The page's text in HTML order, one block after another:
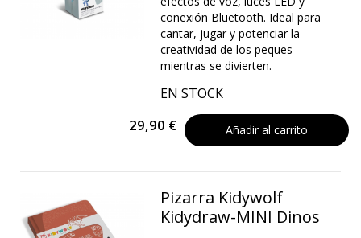
conexión Bluetooth. Ideal para
cantar, jugar y potenciar la
creatividad de los peques
mientras se divierten.
EN STOCK
29,90 € Añadir al carrito
Pizarra Kidywolf
Kidydraw-MINI Dinos